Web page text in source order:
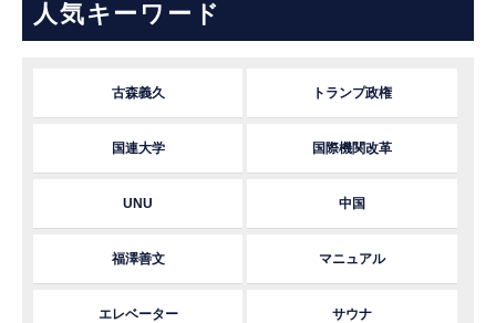
人気キーワード
古森義久 トランプ政権
国連大学 国際機関改革
UNU 中国
福澤善文 マニュアル
エレベーター サウナ